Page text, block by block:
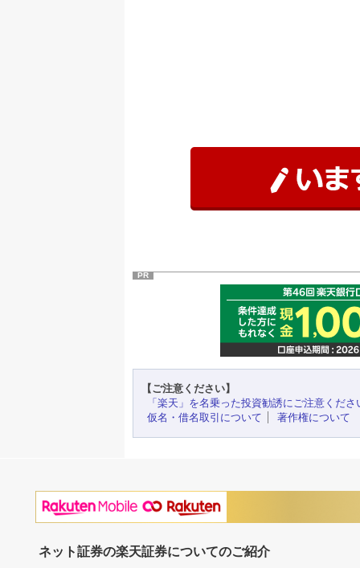
PR
【ご注意ください】
「楽天」を名乗った投資勧誘にご注意くださ
仮名・借名取引について
著作権について
ネット証券の楽天証券についてのご紹介